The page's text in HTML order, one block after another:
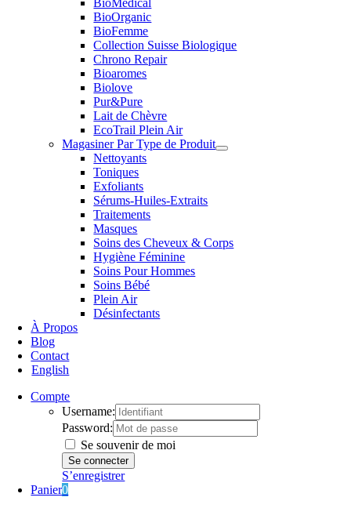
BioMedical
BioOrganic
BioFemme
Collection Suisse Biologique
Chrono Repair
Bioaromes
Biolove
Pur&Pure
Lait de Chèvre
EcoTrail Plein Air
Magasiner Par Type de Produit
Nettoyants
Toniques
Exfoliants
Sérums-Huiles-Extraits
Traitements
Masques
Soins des Cheveux & Corps
Hygiène Féminine
Soins Pour Hommes
Soins Bébé
Plein Air
Désinfectants
À Propos
Blog
Contact
English
Compte
Username:
Password:
Se souvenir de moi
S’enregistrer
Panier0